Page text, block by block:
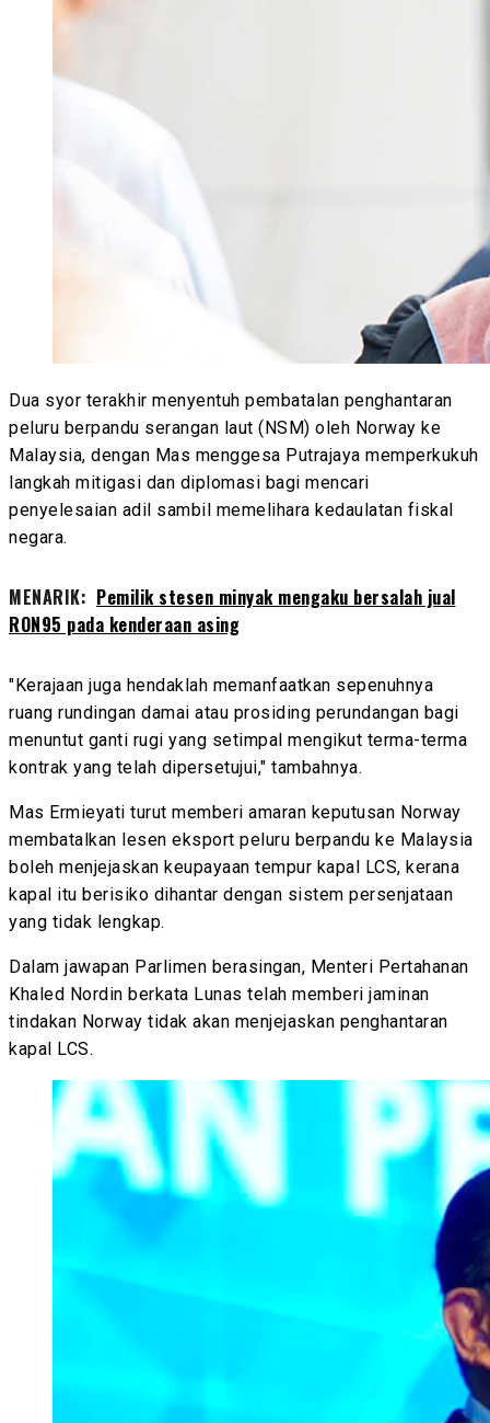
Dua syor terakhir menyentuh pembatalan penghantaran
peluru berpandu serangan laut (NSM) oleh Norway ke
Malaysia, dengan Mas menggesa Putrajaya memperkukuh
langkah mitigasi dan diplomasi bagi mencari
penyelesaian adil sambil memelihara kedaulatan fiskal
negara.
MENARIK: Pemilik stesen minyak mengaku bersalah jual
RON95 pada kenderaan asing
"Kerajaan juga hendaklah memanfaatkan sepenuhnya
ruang rundingan damai atau prosiding perundangan bagi
menuntut ganti rugi yang setimpal mengikut terma-terma
kontrak yang telah dipersetujui," tambahnya.
Mas Ermieyati turut memberi amaran keputusan Norway
membatalkan lesen eksport peluru berpandu ke Malaysia
boleh menjejaskan keupayaan tempur kapal LCS, kerana
kapal itu berisiko dihantar dengan sistem persenjataan
yang tidak lengkap.
Dalam jawapan Parlimen berasingan, Menteri Pertahanan
Khaled Nordin berkata Lunas telah memberi jaminan
tindakan Norway tidak akan menjejaskan penghantaran
kapal LCS.